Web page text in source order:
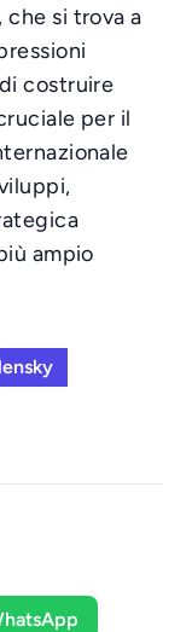
si trova a
costruire
per il
ampio